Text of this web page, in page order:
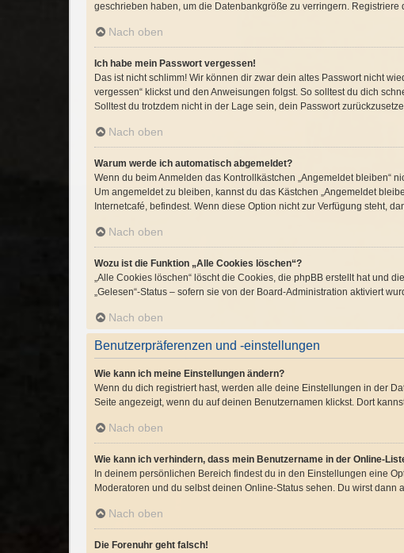
geschrieben haben, um die Datenbankgröße zu verringern.
Nach oben
Ich habe mein Passwort vergessen!
Das ist nicht schlimm! Wir können dir zwar dein altes Passwort nicht
vergessen“ klickst und den Anweisungen folgst. So solltest du dich
Solltest du trotzdem nicht in der Lage sein, dein Passwort
Nach oben
Warum werde ich automatisch abgemeldet?
Wenn du beim Anmelden das Kontrollkästchen „Angemeldet bleiben“
Um angemeldet zu bleiben, kannst du das Kästchen „Angemeldet
Internetcafé, befindest. Wenn diese Option nicht zur Verfügung steht,
Nach oben
Wozu ist die Funktion „Alle Cookies löschen“?
„Alle Cookies löschen“ löscht die Cookies, die phpBB erstellt hat und
„Gelesen“-Status – sofern sie von der Board-Administration aktiviert
Nach oben
Benutzerpräferenzen und -einstellungen
Wie kann ich meine Einstellungen ändern?
Wenn du dich registriert hast, werden alle deine Einstellungen in der
Seite angezeigt, wenn du auf deinen Benutzernamen klickst. Dort
Nach oben
Wie kann ich verhindern, dass mein Benutzername in der Online-
In deinem persönlichen Bereich findest du in den Einstellungen eine
Moderatoren und du selbst deinen Online-Status sehen. Du wirst dann
Nach oben
Die Forenuhr geht falsch!